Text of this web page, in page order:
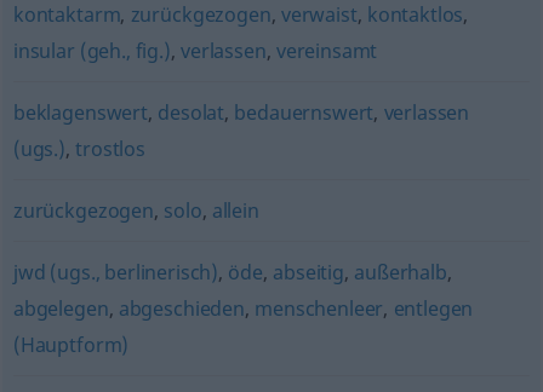
kontaktarm, zurückgezogen, verwaist, kontaktlos,
insular (geh., fig.),verlassen, vereinsamt
beklagenswert, desolat, bedauernswert, verlassen
(ugs.),trostlos
zurückgezogen, solo, allein
jwd (ugs., berlinerisch), öde, abseitig, außerhalb,
abgelegen, abgeschieden, menschenleer, entlegen
(Hauptform)